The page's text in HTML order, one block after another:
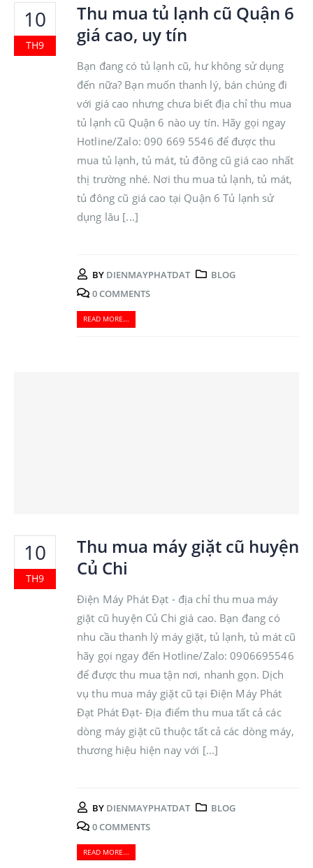
10
TH9
Thu mua tủ lạnh cũ Quận 6
giá cao, uy tín
Bạn đang có tủ lạnh cũ, hư không sử dụng
đến nữa? Bạn muốn thanh lý, bán chúng đi
với giá cao nhưng chưa biết địa chỉ thu mua
tủ lạnh cũ Quận 6 nào uy tín. Hãy gọi ngay
Hotline/Zalo: 090 669 5546 để được thu
mua tủ lạnh, tủ mát, tủ đông cũ giá cao nhất
thị trường nhé. Nơi thu mua tủ lạnh, tủ mát,
tủ đông cũ giá cao tại Quận 6 Tủ lạnh sử
dụng lâu [...]
BY DIENMAYPHATDAT
BLOG
0 COMMENTS
READ MORE...
10
TH9
Thu mua máy giặt cũ huyện
Củ Chi
Điện Máy Phát Đạt - địa chỉ thu mua máy
giặt cũ huyện Củ Chi giá cao. Bạn đang có
nhu cầu thanh lý máy giặt, tủ lạnh, tủ mát cũ
hãy gọi ngay đến Hotline/Zalo: 0906695546
để được thu mua tận nơi, nhanh gọn. Dịch
vụ thu mua máy giặt cũ tại Điện Máy Phát
Đạt Phát Đạt- Địa điểm thu mua tất cả các
dòng máy giặt cũ thuộc tất cả các dòng máy,
thương hiệu hiện nay với [...]
BY DIENMAYPHATDAT
BLOG
0 COMMENTS
READ MORE...